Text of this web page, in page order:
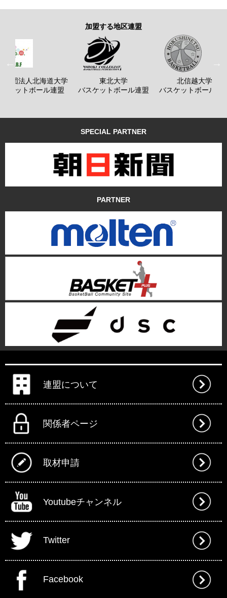
加盟する地区連盟
社団法人北海道大学
ケットボール連盟
東北大学
バスケットボール連盟
北信越大学
バスケットボール連
SPECIAL PARTNER
PARTNER
連盟について
関係者ページ
取材申請
Youtubeチャンネル
Twitter
Facebook